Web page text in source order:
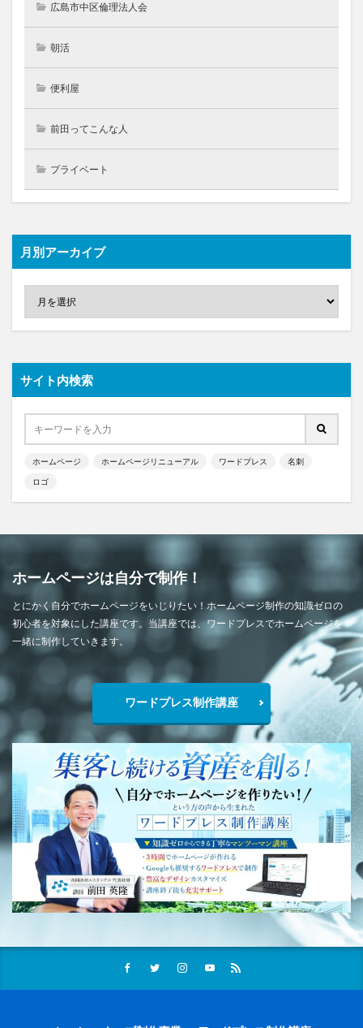
広島市中区倫理法人会
朝活
便利屋
前田ってこんな人
プライベート
月別アーカイブ
サイト内検索
ホームページ ホームページリニューアル ワードプレス 名刺
ロゴ
ホームページは自分で制作！
とにかく自分でホームページをいじりたい！ホームページ制作の知識ゼロの
初心者を対象にした講座です。当講座では、ワードプレスでホームページを
一緒に制作していきます。
ワードプレス制作講座